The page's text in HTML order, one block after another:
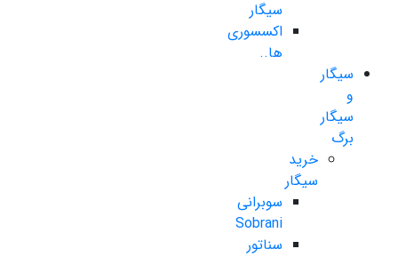
سیگار
اکسسوری
ها..
سیگار
و
سیگار
برگ
خرید
سیگار
سوبرانی
Sobrani
سناتور